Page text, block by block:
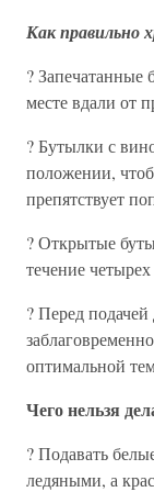
Как правильно
? Запечатанные
месте вдали от
? Бутылки с
положении,
препятствует
? Открытые
течение
? Перед подачей
оптимальной
Чего нельзя
? Подавать
ледяными, а